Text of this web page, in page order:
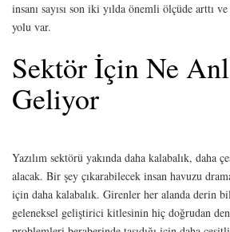
insanı sayısı son iki yılda önemli ölçüde arttı
yolu var.
Sektör İçin Ne
Geliyor
Yazılım sektörü yakında daha kalabalık, daha
alacak. Bir şey çıkarabilecek insan havuzu
için daha kalabalık. Girenler her alanda derin
geleneksel geliştirici kitlesinin hiç doğrudan